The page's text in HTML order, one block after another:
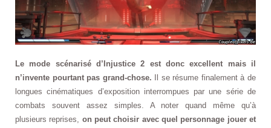
Le mode scénarisé d’Injustice 2 est donc excellent mais il
n’invente pourtant pas grand-chose. Il se résume finalement à de
longues cinématiques d’exposition interrompues par une série de
combats souvent assez simples. A noter quand même qu’à
plusieurs reprises, on peut choisir avec quel personnage jouer et